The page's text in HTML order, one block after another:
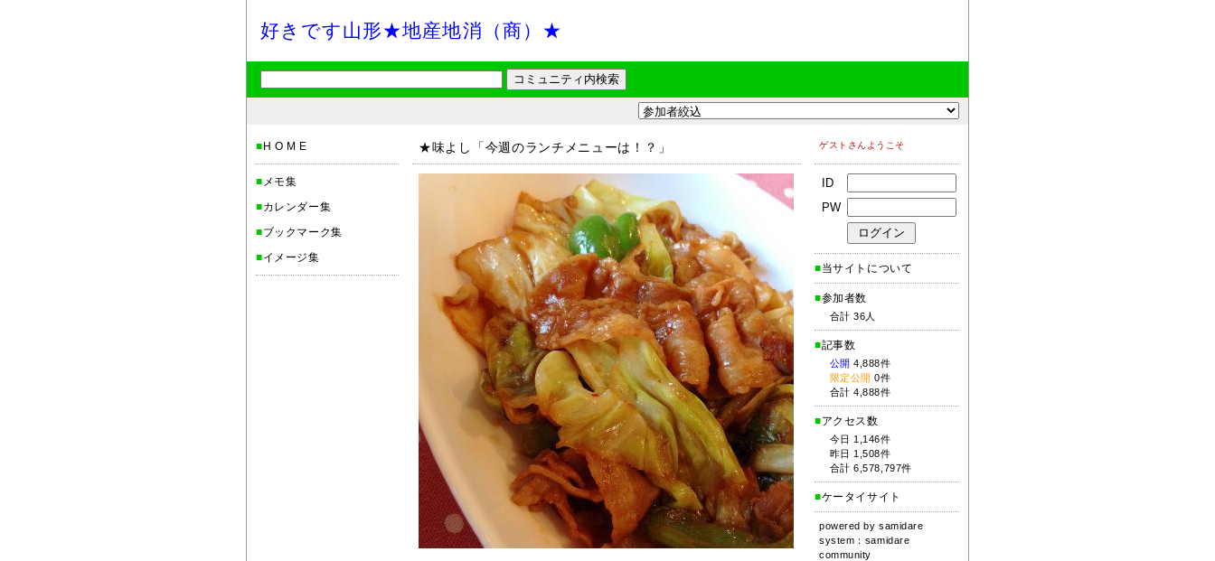
好きです山形★地産地消（商）★
■ H O M E
■ メモ集
■カレンダー集
■ブックマーク集
■イメージ集
★味よし「今週のランチメニューは！？」 ゲストさんようこそ
ID
PW
■当サイトについて
■参加者数
合計 36人
■記事数
公開 4,888件
限定公開 0件
合計 4,888件
■アクセス数
今日 1,146件
昨日 1,508件
合計 6,578,797件
■ケータイサイト
powered bysamidare
system： samidare
community